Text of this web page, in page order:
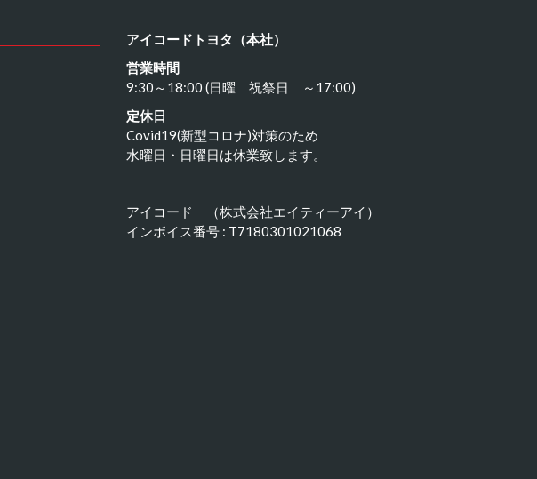
アイコードトヨタ（本社）
営業時間
9:30～18:00 (日曜 祝祭日 ～17:00)
定休日
Covid19(新型コロナ)対策のため
水曜日・日曜日は休業致します。
アイコード （株式会社エイティーアイ）
インボイス番号 : T7180301021068